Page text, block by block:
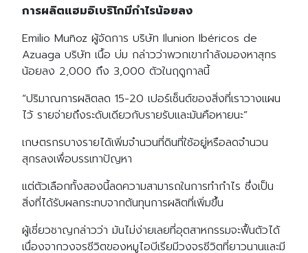
การผลิตแฮมอิเบริโกมีกำไรน้อยลง
Emilio Muñoz ผู้จัดการ บริษัท Ilunion Ibéricos de
Azuaga บริษัท เนื้อ บ่ม กล่าวว่าพวกเขากำลังมองหาสุกร
น้อยลง 2,000 ถึง 3,000 ตัวในฤดูกาลนี้
“ปริมาณการผลิตลด 15-20 เปอร์เซ็นต์ของสิ่งที่เราวางแผน
ไว้ รายจ่ายถึงระดับเดียวกับรายรับและมันคือหายนะ”
เกษตรกรบางรายได้เพิ่มจำนวนที่ดินที่ใช้อยู่หรือลดจำนวน
สุกรลงเพื่อบรรเทาปัญหา
แต่ตัวเลือกทั้งสองนี้ลดความสามารถในการทำกำไร ซึ่งเป็น
สิ่งที่ได้รับผลกระทบจากต้นทุนการผลิตที่เพิ่มขึ้น
ผู้เชี่ยวชาญกล่าวว่า มันไม่ง่ายเลยที่อุตสาหกรรมจะฟื้นตัวได้
เนื่องจากวงจรชีวิตของหมูไอบีเรียมีวงจรชีวิตที่ยาวนานและมี